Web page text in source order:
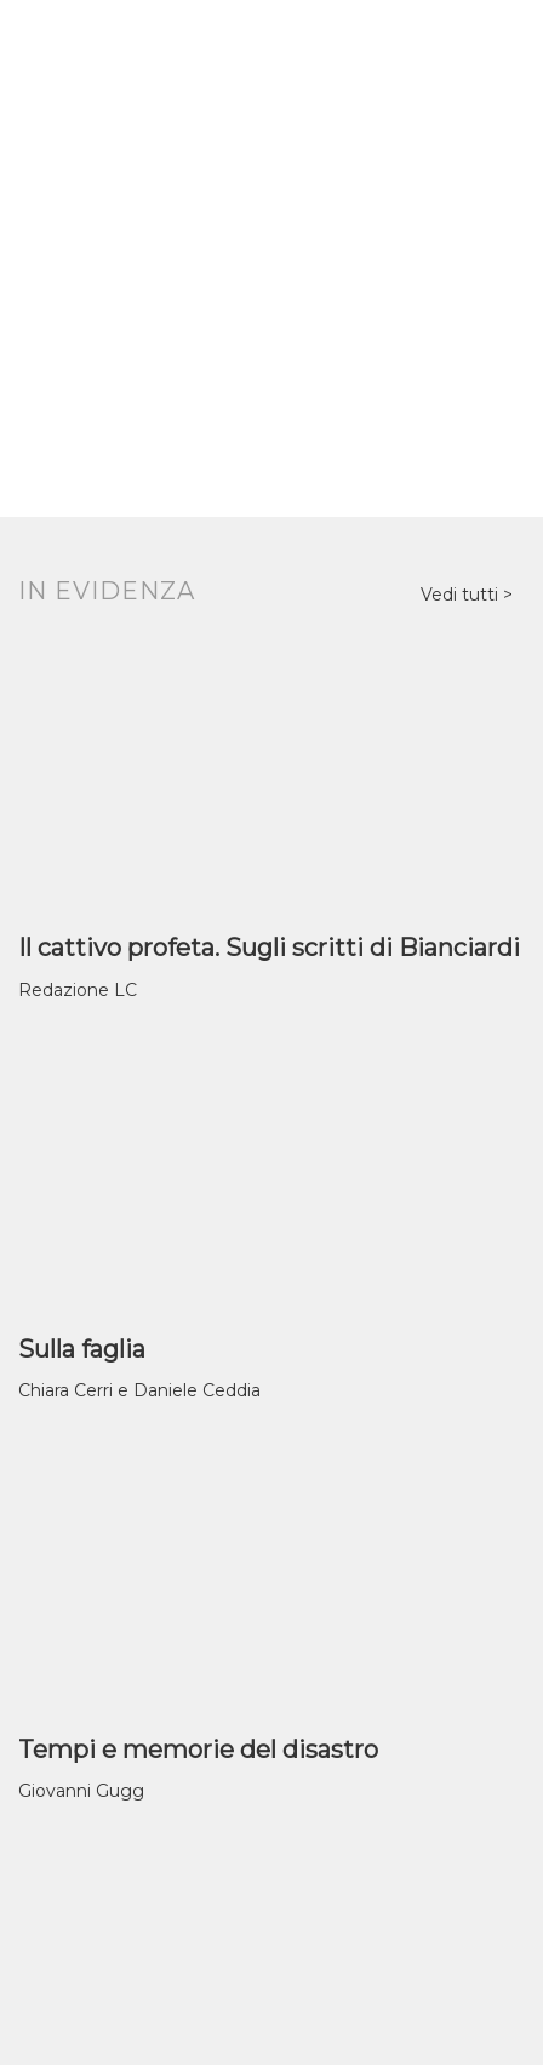
IN EVIDENZA Vedi tutti
Il cattivo profeta. Sugli scritti di Bianciardi
Redazione LC
Sulla faglia
Chiara Cerri e Daniele Ceddia
Tempi e memorie del disastro
Giovanni Gugg